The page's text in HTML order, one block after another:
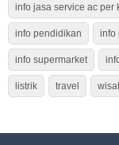
info jasa service ac per
info pendidikan info
info supermarket
listrik travel